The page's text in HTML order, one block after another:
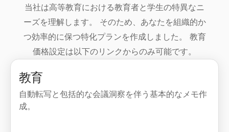
当社は高等教育における教育者と学生の特異なニ
ーズを理解します。 そのため、あなたを組織的か
つ効率的に保つ特化プランを作成しました。 教育
価格設定は以下のリンクからのみ可能です。
教育
自動転写と包括的な会議洞察を伴う基本的なメモ作
成。